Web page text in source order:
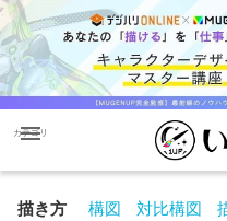
menu
カテゴリ
描き方 構図 対比構図